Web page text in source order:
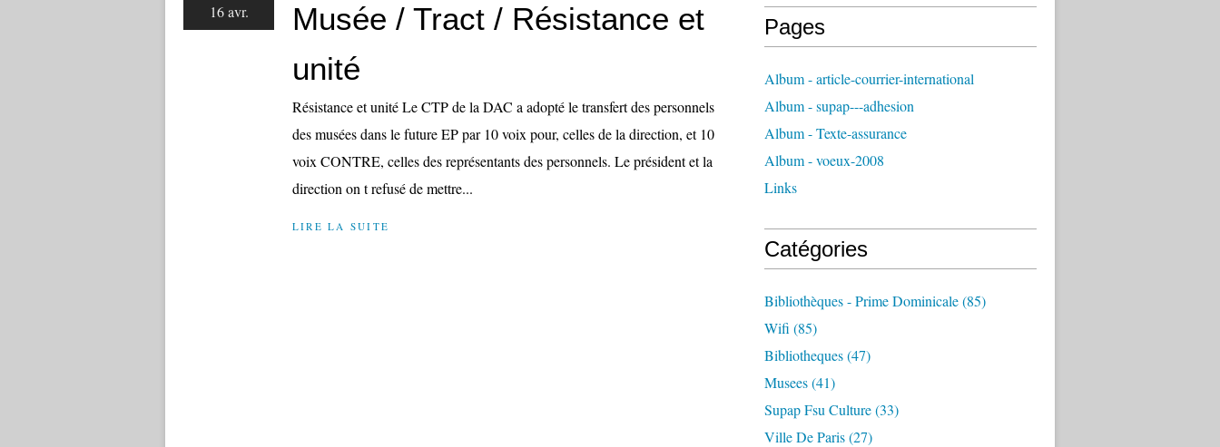
16 avr.
Musée / Tract / Résistance et
unité
Résistance et unité Le CTP de la DAC a adopté le transfert des personnels
des musées dans le future EP par 10 voix pour, celles de la direction, et 10
voix CONTRE, celles des représentants des personnels. Le président et la
direction on t refusé de mettre...
LIRE LA SUITE
Pages
Album - article-courrier-international
Album - supap---adhesion
Album - Texte-assurance
Album - voeux-2008
Links
Catégories
Bibliothèques - Prime Dominicale(85)
Wifi (85)
Bibliotheques(47)
Musees(41)
Supap Fsu Culture(33)
Ville De Paris(27)